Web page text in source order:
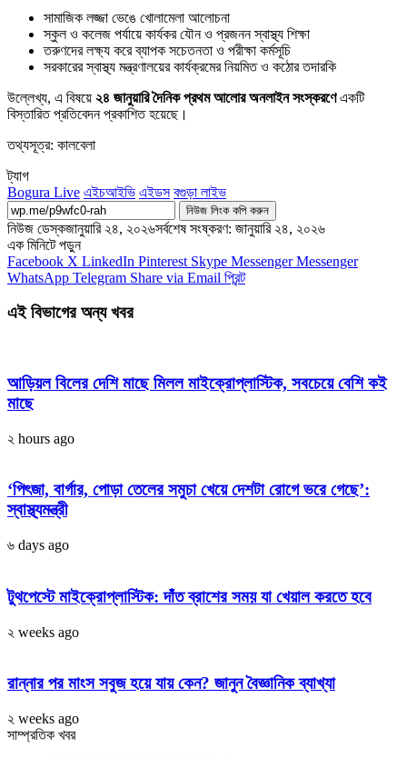
সামাজিক লজ্জা ভেঙে খোলামেলা আলোচনা
স্কুল ও কলেজ পর্যায়ে কার্যকর যৌন ও প্রজনন স্বাস্থ্য শিক্ষা
তরুণদের লক্ষ্য করে ব্যাপক সচেতনতা ও পরীক্ষা কর্মসূচি
সরকারের স্বাস্থ্য মন্ত্রণালয়ের কার্যক্রমের নিয়মিত ও কঠোর তদারকি
উল্লেখ্য, এ বিষয়ে ২৪ জানুয়ারি দৈনিক প্রথম আলোর অনলাইন সংস্করণেএকটি
বিস্তারিত প্রতিবেদন প্রকাশিত হয়েছে।
তথ্যসূত্র: কালবেলা
ট্যাগ
Bogura Live এইচআইভি এইডস বগুড়া লাইভ
নিউজ লিংক কপি করুন
নিউজ ডেস্কজানুয়ারি ২৪, ২০২৬সর্বশেষ সংষ্করণ: জানুয়ারি ২৪, ২০২৬
এক মিনিটে পড়ুন
Facebook X LinkedIn Pinterest Skype Messenger Messenger
WhatsApp Telegram Share via Email প্রিন্ট
এই বিভাগের অন্য খবর
আড়িয়ল বিলের দেশি মাছে মিলল মাইক্রোপ্লাস্টিক, সবচেয়ে বেশি কই
মাছে
২ hours ago
‘পিৎজা, বার্গার, পোড়া তেলের সমুচা খেয়ে দেশটা রোগে ভরে গেছে’:
স্বাস্থ্যমন্ত্রী
৬ days ago
টুথপেস্টে মাইক্রোপ্লাস্টিক: দাঁত ব্রাশের সময় যা খেয়াল করতে হবে
২ weeks ago
রান্নার পর মাংস সবুজ হয়ে যায় কেন? জানুন বৈজ্ঞানিক ব্যাখ্যা
২ weeks ago
সাম্প্রতিক খবর